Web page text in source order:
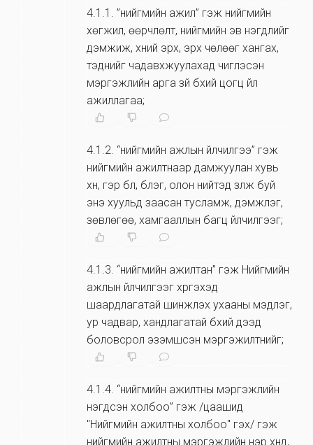
4.1.1 . ”нийгмийн ажил” гэж нийгмийн
хөгжил, өөрчлөлт, нийгмийн эв нэгдлийг
дэмжиж, хүний эрх, эрх чөлөөг хангах,
тэднийг чадавхжуулахад чиглэсэн
мэргэжлийн арга зүй бүхий цогц үйл
ажиллагаа;
4.1.2. “нийгмийн ажлын үйлчилгээ” гэж
нийгмийн ажилтнаар дамжуулан хувь
хүн, гэр бүл, бүлэг, олон нийтэд үзүүлж буй
энэ хуульд заасан тусламж, дэмжлэг,
зөвлөгөө, хамгааллын багц үйлчилгээг;
4.1.3. “нийгмийн ажилтан” гэж Нийгмийн
ажлын үйлчилгээг хүргэхэд
шаардлагатай шинжлэх ухааны мэдлэг,
ур чадвар, хандлагатай бүхий дээд
боловсрол эзэмшсэн мэргэжилтнийг;
4.1.4. “нийгмийн ажилтны мэргэжлийн
нэгдсэн холбоо” гэж /цаашид
"Нийгмийн ажилтны холбоо" гэх/ гэж
нийгмийн ажилтны мэргэжлийн нэр хүнд,